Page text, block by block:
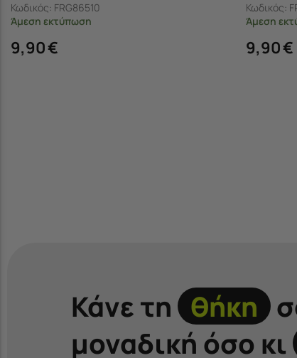
Κωδικός: FRG86510
Άμεση εκτύπωση
9,90€
Κωδικός:
Άμεση
9,90€
Κάνε τη θήκη
μοναδική όσο κι